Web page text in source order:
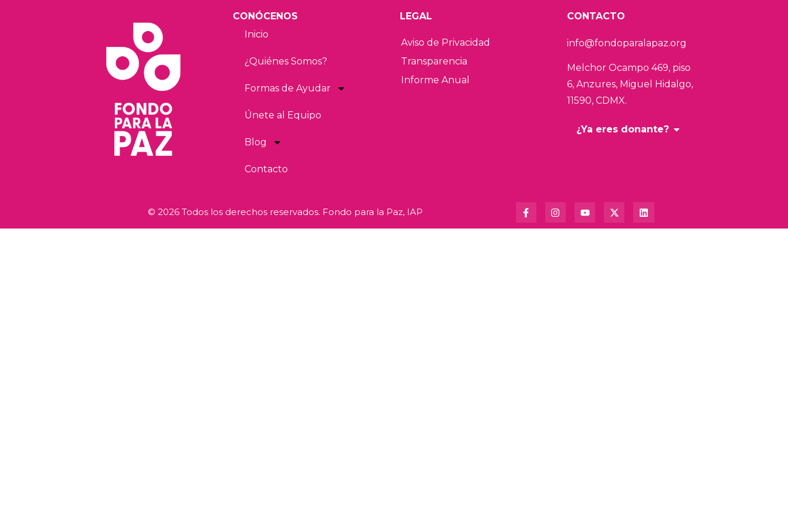
CONÓCENOS
Inicio
¿Quiénes Somos?
Formas de Ayudar
Únete al Equipo
Blog
Contacto
LEGAL
Aviso de Privacidad
Transparencia
Informe Anual
CONTACTO
info@fondoparalapaz.org
Melchor Ocampo 469, piso
6, Anzures, Miguel Hidalgo,
11590, CDMX.
¿Ya eres donante?
© 2026 Todos los derechos reservados. Fondo para la Paz, IAP